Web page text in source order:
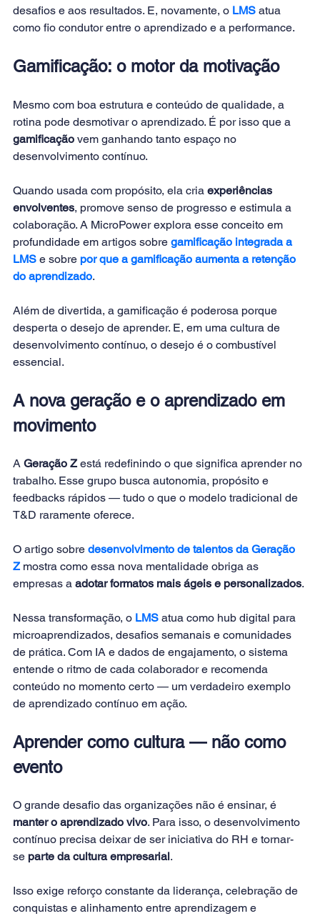
desafios e aos resultados. E, novamente, o LMS atua
como fio condutor entre o aprendizado e a performance.
Gamificação: o motor da motivação
Mesmo com boa estrutura e conteúdo de qualidade, a
rotina pode desmotivar o aprendizado. É por isso que a
gamificação vem ganhando tanto espaço no
desenvolvimento contínuo.
Quando usada com propósito, ela cria experiências
envolventes, promove senso de progresso e estimula a
colaboração. A MicroPower explora esse conceito em
profundidade em artigos sobre gamificação integrada a
LMS e sobre por que a gamificação aumenta a retenção
do aprendizado.
Além de divertida, a gamificação é poderosa porque
desperta o desejo de aprender. E, em uma cultura de
desenvolvimento contínuo, o desejo é o combustível
essencial.
A nova geração e o aprendizado em
movimento
A Geração Z está redefinindo o que significa aprender no
trabalho. Esse grupo busca autonomia, propósito e
feedbacks rápidos — tudo o que o modelo tradicional de
T&D raramente oferece.
O artigo sobre desenvolvimento de talentos da Geração
Z mostra como essa nova mentalidade obriga as
empresas a adotar formatos mais ágeis e personalizados.
Nessa transformação, o LMS atua como hub digital para
microaprendizados, desafios semanais e comunidades
de prática. Com IA e dados de engajamento, o sistema
entende o ritmo de cada colaborador e recomenda
conteúdo no momento certo — um verdadeiro exemplo
de aprendizado contínuo em ação.
Aprender como cultura — não como
evento
O grande desafio das organizações não é ensinar, é
manter o aprendizado vivo. Para isso, o desenvolvimento
contínuo precisa deixar de ser iniciativa do RH e tornar-
se parte da cultura empresarial.
Isso exige reforço constante da liderança, celebração de
conquistas e alinhamento entre aprendizagem e